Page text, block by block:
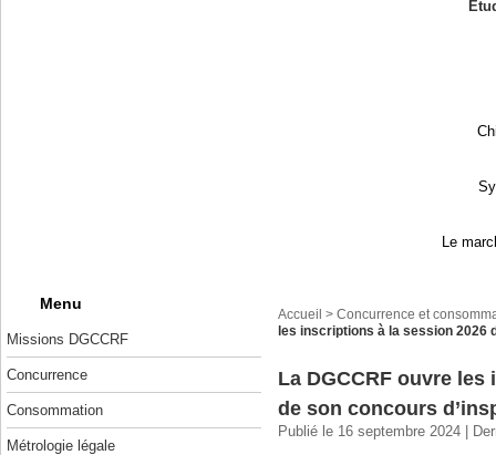
Le
Menu
Missions DGCCRF
Concurrence
Consommation
Métrologie légale
Accueil > Concurrence et
les inscriptions à la session 2026
La DGCCRF ouvre
de son concours
Publié le 16 septembre 2024 |